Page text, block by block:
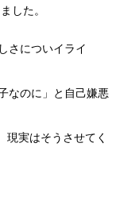
した。
さについイライ
なのに」と自己嫌悪
実はそうさせてく